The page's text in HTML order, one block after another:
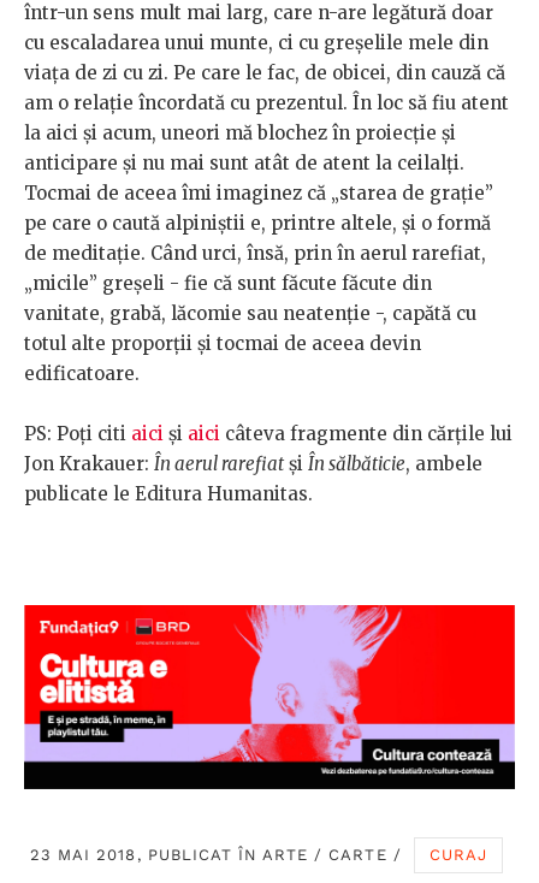
într-un sens mult mai larg, care n-are legătură doar
cu escaladarea unui munte, ci cu greșelile mele din
viața de zi cu zi. Pe care le fac, de obicei, din cauză că
am o relație încordată cu prezentul. În loc să fiu atent
la aici și acum, uneori mă blochez în proiecție și
anticipare și nu mai sunt atât de atent la ceilalți.
Tocmai de aceea îmi imaginez că „starea de grație”
pe care o caută alpiniștii e, printre altele, și o formă
de meditație. Când urci, însă, prin în aerul rarefiat,
„micile” greșeli - fie că sunt făcute făcute din
vanitate, grabă, lăcomie sau neatenție -, capătă cu
totul alte proporții și tocmai de aceea devin
edificatoare.
PS: Poți citi aici și aici câteva fragmente din cărțile lui
Jon Krakauer: În aerul rarefiatși În sălbăticie, ambele
publicate le Editura Humanitas.
23 MAI 2018, PUBLICAT ÎNARTE / CARTE / CURAJ